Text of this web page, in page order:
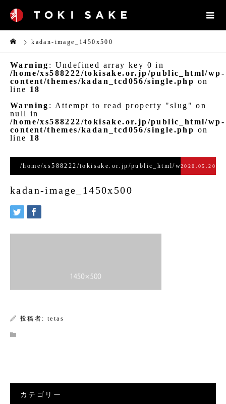
kadan-image_1450x500
Warning : Undefined array key 0 in
/home/xs588222/tokisake.or.jp/public_html/wp-
content/themes/kadan_tcd056/single.php on
line 18
Warning : Attempt to read property "slug" on
null in
/home/xs588222/tokisake.or.jp/public_html/wp-
content/themes/kadan_tcd056/single.php on
line 18
/home/xs588222/tokisake.or.jp/public_html/wp-
content/themes/kadan_tcd056/single.php
on line28
2020.05.20
kadan-image_1450x500
投稿者: tetas
カテゴリー